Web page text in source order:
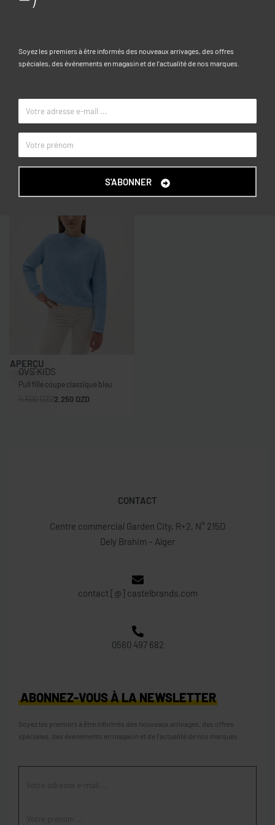
PARTIES: 94% COTON,4% ÉLASTHANNE,2% VISCOSE
Caractéristiques
COULEUR Gris clair
MARQUE OVS KIDS
Articles similaires
-50% OFF
APERÇU
OVS KIDS
Pull fille coupe classique bleu
2.250 DZD
CONTACT
Centre commercial Garden City, R+2, N° 215D
Dely Brahim – Alger
contact [@] castelbrands.com
0560 497 682
ABONNEZ-VOUS À LA NEWSLETTER
Soyez les premiers à être informés des nouveaux arrivages, des offres
spéciales, des événements en magasin et de l’actualité de nos marques
Soyez les premiers à être informés des nouveaux arrivages, des offres
spéciales, des événements en magasin et de l’actualité de nos marques.
S'ABONNER